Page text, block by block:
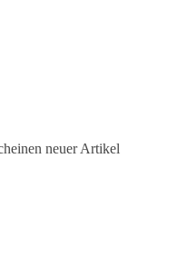
neuer Artikel